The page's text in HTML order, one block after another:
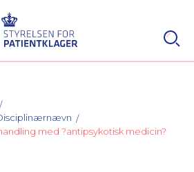
med ?antipsykotisk medicin?